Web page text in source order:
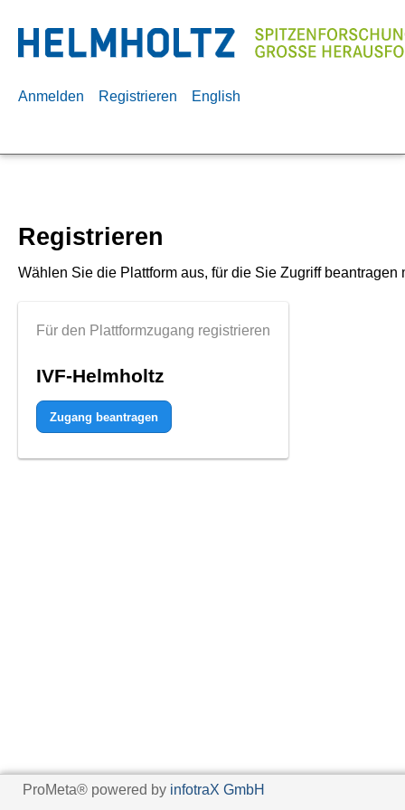
Anmelden Registrieren English
Registrieren
Wählen Sie die Plattform aus, für die Sie Zugriff beantragen
Für den Plattformzugang registrieren
IVF-Helmholtz
Zugang beantragen
ProMeta® powered by infotraX GmbH